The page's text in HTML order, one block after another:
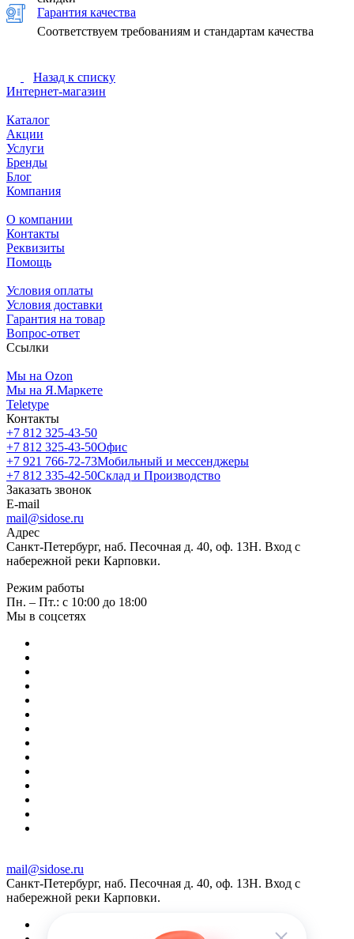
Гарантия качества
Соответствуем требованиям и стандартам качества
Назад к списку
Интернет-магазин
Каталог
Акции
Услуги
Бренды
Блог
Компания
О компании
Контакты
Реквизиты
Помощь
Условия оплаты
Условия доставки
Гарантия на товар
Вопрос-ответ
Ссылки
Мы на Ozon
Мы на Я.Маркете
Teletype
Контакты
+7 812 325-43-50
+7 812 325-43-50Офис
+7 921 766-72-73Мобильный и мессенджеры
+7 812 335-42-50Склад и Производство
Заказать звонок
E-mail
mail@sidose.ru
Адрес
Санкт-Петербург, наб. Песочная д. 40, оф. 13Н. Вход с
набережной реки Карповки.
Режим работы
Пн. – Пт.: с 10:00 до 18:00
Мы в соцсетях
mail@sidose.ru
Санкт-Петербург, наб. Песочная д. 40, оф. 13Н. Вход с
набережной реки Карповки.